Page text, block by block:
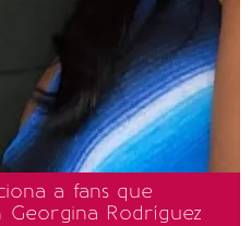
a fans que
Georgina Rodríguez